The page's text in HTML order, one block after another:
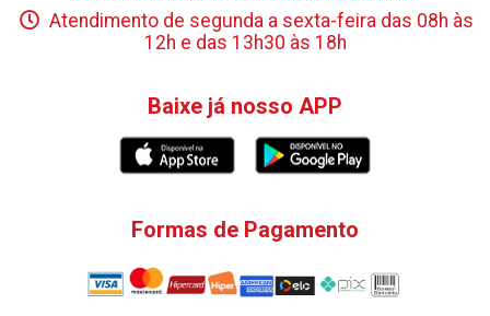
Atendimento de segunda a sexta-feira das 08h às
12h e das 13h30 às 18h
Baixe já nosso APP
Formas de Pagamento